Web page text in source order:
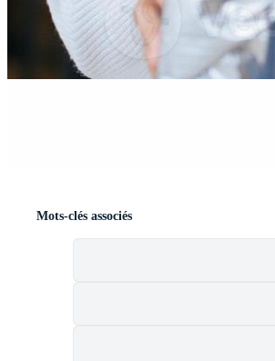
Mots-clés associés